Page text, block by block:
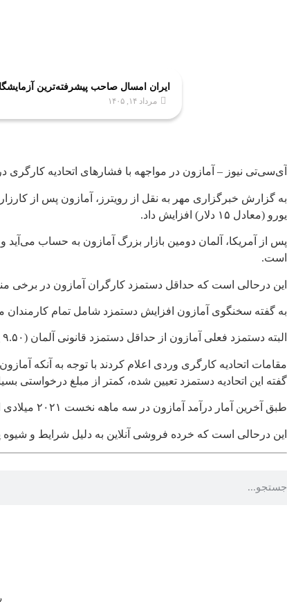
ایران امسال صاحب پیشرفته‌ترین
مرداد ۱۴, ۱۴۰۵
آی‌سی‌تی نیوز – آمازون در مواجهه با فشارهای اتحادیه کارگری در
یورو (معادل ۱۵ دلار) افزایش داد.
است.
این درحالی است که حداقل دستمزد کارگران آمازون در برخی مناطق ۱۱.۳۰ یورو و در برخی دیگر بیش از ۱۲ یورو بوده است. طبق اطلاعات موجود دستمزد جدید از ماه جولای
به گفته سخنگوی آمازون افزایش دستمزد شامل تمام کارمندان
البته دستمزد فعلی آمازون از حداقل دستمزد قانونی آلمان (۹.۵۰ یورو به ازای هر ساعت) بیشتر است. اما کارگران این خرده فروشی آنلاین به طور مرتب و گسترده نسبت به حداقل دستمزد خود اعتراض کرده‌اند.
مقامات اتحادیه کارگری وردی اعلام کردند با توجه به آنکه
گفته این اتحادیه دستمزد تعیین شده، کمتر از مبلغ درخواستی
طبق آخرین آمار درآمد آمازون در سه ماهه نخست ۲۰۲۱ میلادی افزایش یافت و به ۸.۱ میلیارد دلار رسید. این رقم ۳ برابر بیشتر از درآمد ۲.۵ میلیارد دلاری شرکت در سه ماهه نخست ۲۰۲۰ است.
این درحالی است که خرده فروشی آنلاین به دلیل شرایط و